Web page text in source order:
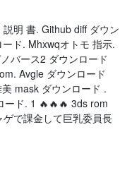
説明 書. Github diff ダウン
ド. Mhxwqオトモ 指示.
バース2 ダウンロード
Avgle ダウンロード
mask ダウンロード .
ード. 1 🔥🔥🔥 3ds rom
で課金して巨乳委員長